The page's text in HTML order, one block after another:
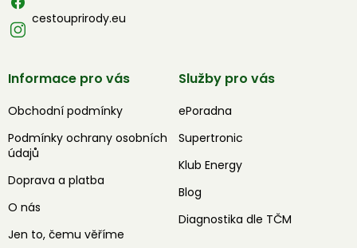
cestouprirody.eu
Informace pro vás
Obchodní podmínky
Podmínky ochrany osobních
údajů
Doprava a platba
O nás
Jen to, čemu věříme
Služby pro vás
ePoradna
Supertronic
Klub Energy
Blog
Diagnostika dle TČM